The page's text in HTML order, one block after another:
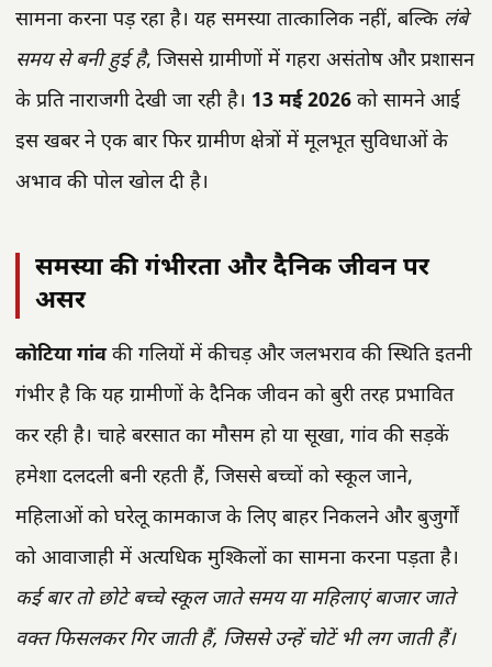
सामना करना पड़ रहा है। यह समस्या तात्कालिक नहीं, बल्कि लंबे
समय से बनी हुई है, जिससे ग्रामीणों में गहरा असंतोष और प्रशासन
के प्रति नाराजगी देखी जा रही है। 13 मई 2026 को सामने आई
इस खबर ने एक बार फिर ग्रामीण क्षेत्रों में मूलभूत सुविधाओं के
अभाव की पोल खोल दी है।
समस्या की गंभीरता और दैनिक जीवन पर
असर
कोटिया गांवकी गलियों में कीचड़ और जलभराव की स्थिति इतनी
गंभीर है कि यह ग्रामीणों के दैनिक जीवन को बुरी तरह प्रभावित
कर रही है। चाहे बरसात का मौसम हो या सूखा, गांव की सड़कें
हमेशा दलदली बनी रहती हैं, जिससे बच्चों को स्कूल जाने,
महिलाओं को घरेलू कामकाज के लिए बाहर निकलने और बुजुर्गों
को आवाजाही में अत्यधिक मुश्किलों का सामना करना पड़ता है।
कई बार तो छोटे बच्चे स्कूल जाते समय या महिलाएं बाजार जाते
वक्त फिसलकर गिर जाती हैं, जिससे उन्हें चोटें भी लग जाती हैं।